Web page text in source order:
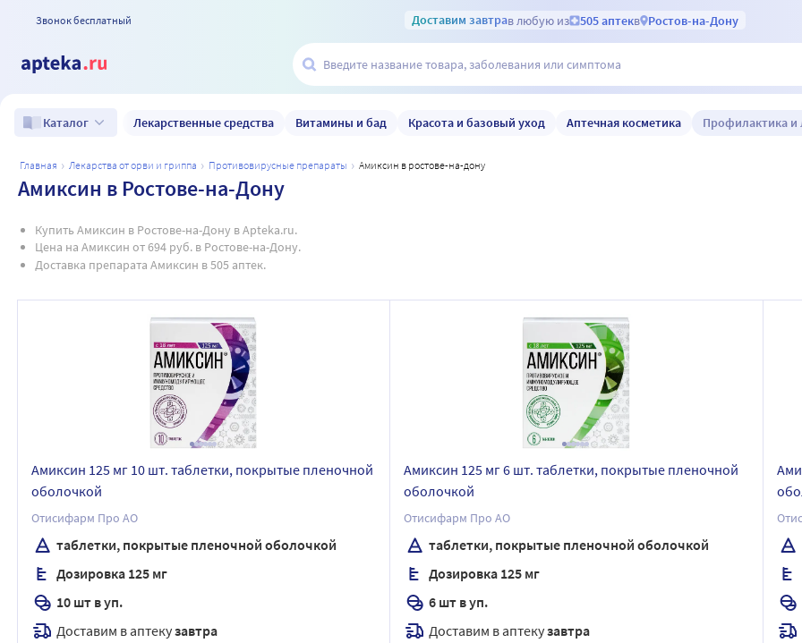
Звонок бесплатный Доставим завтрав любую из 505 аптекв Ростов-на-Дону
Каталог Лекарственные средства Витамины и бад Красота и базовый уход Аптечная косметика Профилактика и
главная лекарства от орви и гриппа противовирусные препараты амиксин в ростове-на-дону
Амиксин в Ростове-на-Дону
Купить Амиксин в Ростове-на-Дону в Apteka.ru.
Цена на Амиксин от 694 руб. в Ростове-на-Дону.
Доставка препарата Амиксин в 505 аптек.
Амиксин 125 мг 10 шт. таблетки, покрытые пленочной
оболочкой
Отисифарм Про АО
таблетки, покрытые пленочной оболочкой
Дозировка 125 мг
10 шт в уп.
Доставим в аптекузавтра
Амиксин 125 мг 6 шт. таблетки, покрытые пленочной
оболочкой
Отисифарм Про АО
таблетки, покрытые пленочной оболочкой
Дозировка 125 мг
6 шт в уп.
Доставим в аптекузавтра